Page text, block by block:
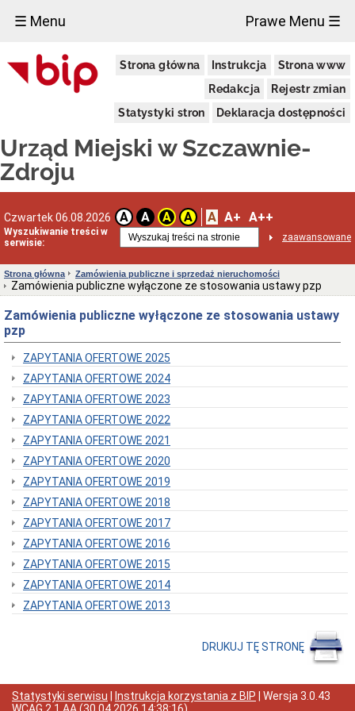
☰ Menu Prawe Menu ☰
Strona główna Instrukcja
Strona www
Redakcja
Rejestr zmian
Statystyki stron
Deklaracja dostępności
Urząd Miejski w Szczawnie-
Zdroju
Czwartek 06.08.2026 A A A A A A+ A++
Wyszukiwanie treści w
serwisie:
zaawansowane
Urząd
Miejski
Aktualności
Dni
i
godziny
otwarcia
telefonów
Kierownictwo
Statut
struktura
Urzędu
Obwieszczenia
Burmistrza
Interpretacje
Burmistrza
Ogłoszenia
o
naborze
pracowników
Ogłoszenia,
obwieszczenia,
informacje
innych
instytucji
Uchwała
antysmogowa
Uchwała
dla
województwa
dolnośląskiego
Fundusz
Szerokopasmowy
celowej
Zamówienia
Strona główna Zamówienia publiczne i sprzedaż nieruchomości
Zamówienia publiczne wyłączone ze stosowania ustawy pzp
Zamówienia publiczne wyłączone ze stosowania ustawy
pzp
ZAPYTANIA OFERTOWE 2025
ZAPYTANIA OFERTOWE 2024
ZAPYTANIA OFERTOWE 2023
ZAPYTANIA OFERTOWE 2022
ZAPYTANIA OFERTOWE 2021
ZAPYTANIA OFERTOWE 2020
ZAPYTANIA OFERTOWE 2019
ZAPYTANIA OFERTOWE 2018
ZAPYTANIA OFERTOWE 2017
ZAPYTANIA OFERTOWE 2016
ZAPYTANIA OFERTOWE 2015
ZAPYTANIA OFERTOWE 2014
ZAPYTANIA OFERTOWE 2013
DRUKUJ TĘ STRONĘ
×
Statystyki serwisu Instrukcja korzystania z BIP | Wersja 3.0.43